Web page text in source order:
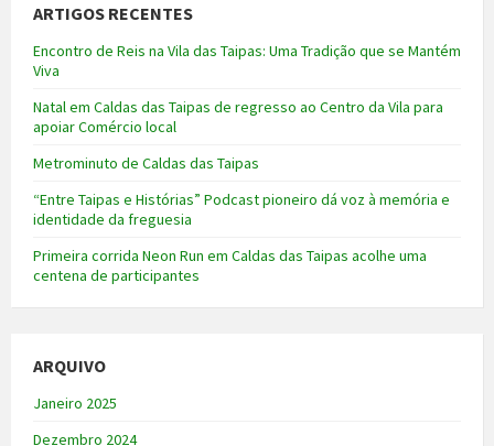
ARTIGOS RECENTES
Encontro de Reis na Vila das Taipas: Uma Tradição que se Mantém
Viva
Natal em Caldas das Taipas de regresso ao Centro da Vila para
apoiar Comércio local
Metrominuto de Caldas das Taipas
“Entre Taipas e Histórias” Podcast pioneiro dá voz à memória e
identidade da freguesia
Primeira corrida Neon Run em Caldas das Taipas acolhe uma
centena de participantes
ARQUIVO
Janeiro 2025
Dezembro 2024